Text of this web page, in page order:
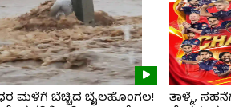
ಮಳೆಗೆ ಬೆಚ್ಚಿದ ಬೈಲಹೊಂಗಲ!
ತಾಳ್ಮೆ,